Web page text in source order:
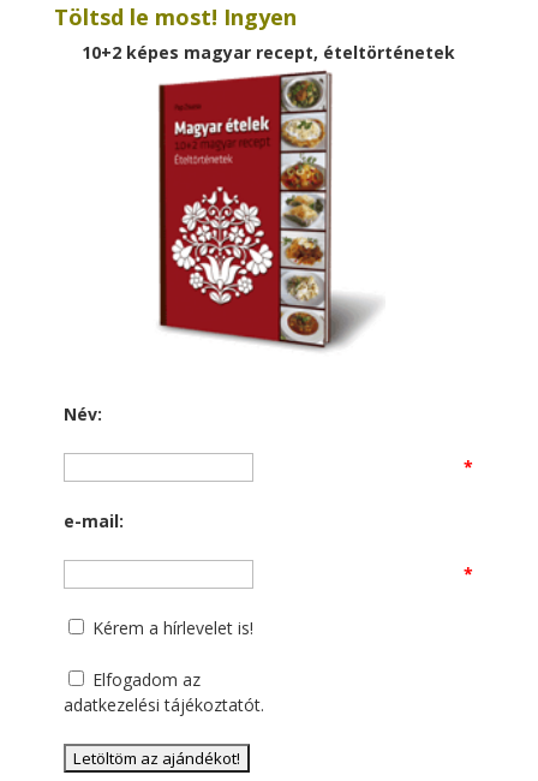
Töltsd le most! Ingyen
10+2 képes magyar recept, ételtörténetek
Név:
*
e-mail:
*
Kérem a hírlevelet is!
Elfogadom az
adatkezelési tájékoztatót.